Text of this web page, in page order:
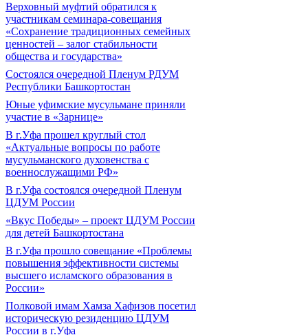
Верховный муфтий обратился к
участникам семинара-совещания
«Сохранение традиционных семейных
ценностей – залог стабильности
общества и государства»
Состоялся очередной Пленум РДУМ
Республики Башкортостан
Юные уфимские мусульмане приняли
участие в «Зарнице»
В г.Уфа прошел круглый стол
«Актуальные вопросы по работе
мусульманского духовенства с
военнослужащими РФ»
В г.Уфа состоялся очередной Пленум
ЦДУМ России
«Вкус Победы» – проект ЦДУМ России
для детей Башкортостана
В г.Уфа прошло совещание «Проблемы
повышения эффективности системы
высшего исламского образования в
России»
Полковой имам Хамза Хафизов посетил
историческую резиденцию ЦДУМ
России в г.Уфа